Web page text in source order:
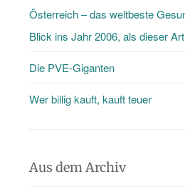
Österreich – das weltbeste
Blick ins Jahr 2006, als dieser
Die PVE-Giganten
Wer billig kauft, kauft teuer
Aus dem Archiv